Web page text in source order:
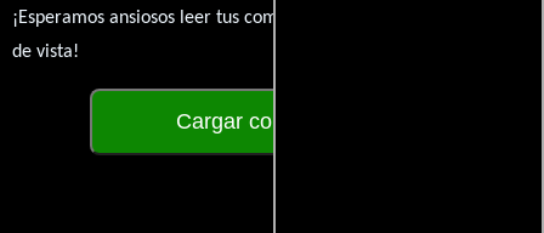
¡Esperamos ansiosos leer tus comentarios y conocer tus puntos
de vista!
Cargar comentarios